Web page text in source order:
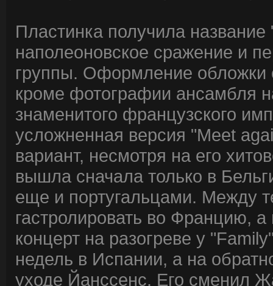
Пластинка получила
наполеоновское сражение и
группы. Оформление обложки
кроме фотографии ансамбля
знаменитого французского
усложненная версия "Meet
вариант, несмотря на его
вышла сначала только в
еще и португальцами. Между
гастролировать во Францию,
концерт на разогреве у
недель в Испании, а на
уходе Йанссенс. Его сменил